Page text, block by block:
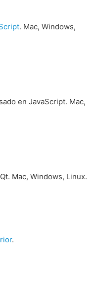
. Mac, Windows,
en JavaScript. Mac,
Mac, Windows, Linux.
.